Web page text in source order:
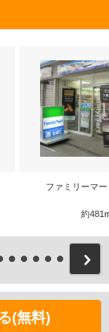
ファミリーマ
約
(無料)